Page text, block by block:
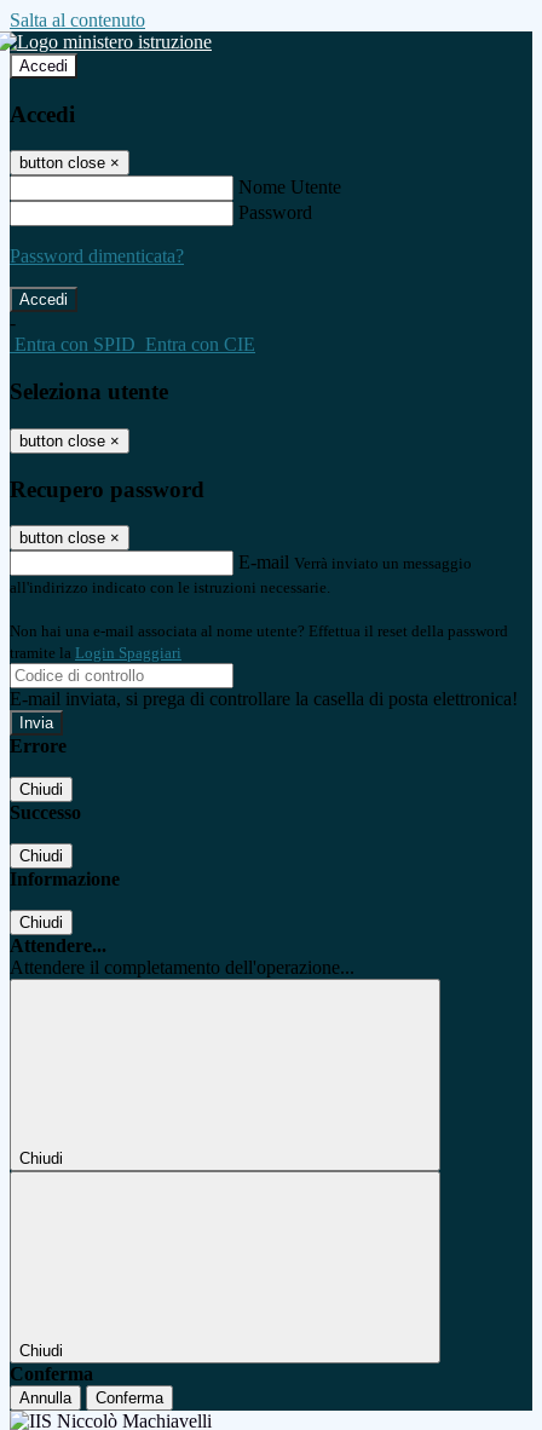
Salta al contenuto
Accedi
Accedi
button close ×
Nome Utente
Password
Password dimenticata?
-
Entra con SPID Entra con CIE
Seleziona utente
button close ×
Recupero password
button close ×
E-mail Verrà inviato un messaggio
all'indirizzo indicato con le istruzioni necessarie.
Non hai una e-mail associata al nome utente? Effettua il reset della password
tramite la Login Spaggiari
E-mail inviata, si prega di controllare la casella di posta elettronica!
Errore
Chiudi
Successo
Chiudi
Informazione
Chiudi
Attendere...
Attendere il completamento dell'operazione...
Chiudi
Chiudi
Conferma
Annulla Conferma